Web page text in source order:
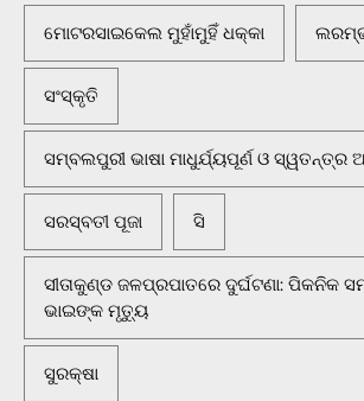
ମୋଟରସାଇକେଲ ମୁହାଁମୁହିଁ ଧକ୍କା
ସଂସ୍କୃତି
ସମ୍ବଲପୁରୀ ଭାଷା ମାଧୁର୍ଯ୍ୟପୂର୍ଣ ଓ ସ୍ୱତନ୍ତ୍ର
ସରସ୍ବତୀ ପୂଜା ସି
ସୀତାକୁଣ୍ଡ ଜଳପ୍ରପାତରେ ଦୁର୍ଘଟଣା: ପିକନିକ
ଭାଇଙ୍କ ମୃତ୍ୟୁ
ସୁରକ୍ଷା